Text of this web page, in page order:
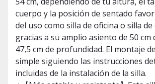
cuerpo y la posición de sentado
del uso como silla de oficina o silla
gracias a su amplio asiento de 50 cm
47,5 cm de profundidad. El montaje
simple siguiendo las instrucciones
incluidas de la instalación de la silla.